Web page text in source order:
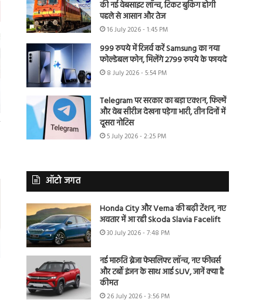
की नई वेबसाइट लॉन्च, टिकट बुकिंग होगी
पहले से आसान और तेज
16 July 2026 - 1:45 PM
999 रुपये में रिजर्व करें Samsung का नया
फोल्डेबल फोन, मिलेंगे 2799 रुपये के फायदे
8 July 2026 - 5:54 PM
Telegram पर सरकार का बड़ा एक्शन, फिल्में
और वेब सीरीज देखना पड़ेगा भारी, तीन दिनों में
दूसरा नोटिस
5 July 2026 - 2:25 PM
ऑटो जगत
Honda City और Verna की बढ़ी टेंशन, नए
अवतार में आ रही Skoda Slavia Facelift
30 July 2026 - 7:48 PM
नई मारुति ब्रेजा फेसलिफ्ट लॉन्च, नए फीचर्स
और टर्बो इंजन के साथ आई SUV, जानें क्या है
कीमत
26 July 2026 - 3:56 PM